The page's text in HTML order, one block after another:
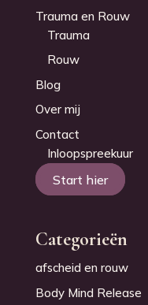
Trauma en Rouw
Trauma
Rouw
Blog
Over mij
Contact
Inloopspreekuur
Start hier
Categorieën
afscheid en rouw
Body Mind Release